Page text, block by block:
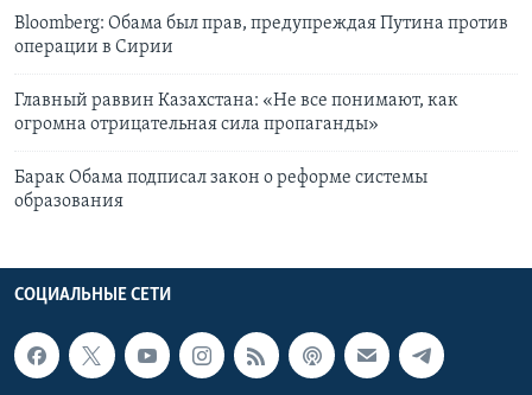
Bloomberg: Обама был прав, предупреждая Путина против
операции в Сирии
Главный раввин Казахстана: «Не все понимают, как
огромна отрицательная сила пропаганды»
Барак Обама подписал закон о реформе системы
образования
СОЦИАЛЬНЫЕ СЕТИ